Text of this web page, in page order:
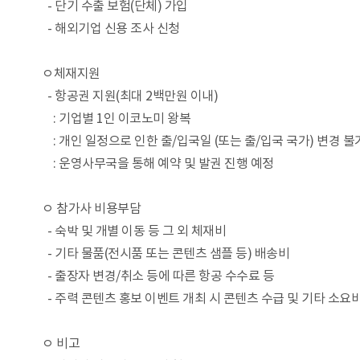
- 단기 수출 보험(단체) 가입
- 해외기업 신용 조사 신청
ㅇ체재지원
- 항공권 지원(최대 2백만원 이내)
: 기업별 1인 이코노미 왕복
: 개인 일정으로 인한 출/입국일 (또는 출/입국 국가) 변경 불
: 운영사무국을 통해 예약 및 발권 진행 예정
ㅇ 참가사 비용부담
- 숙박 및 개별 이동 등 그 외 체재비
- 기타 물품(전시품 또는 콘텐츠 샘플 등) 배송비
- 출장자 변경/취소 등에 따른 항공 수수료 등
- 주력 콘텐츠 홍보 이벤트 개최 시 콘텐츠 수급 및 기타 소요
ㅇ 비고